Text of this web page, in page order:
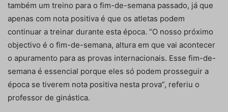
também um treino para o fim-de-semana passado, já que
apenas com nota positiva é que os atletas podem
continuar a treinar durante esta época. “O nosso próximo
objectivo é o fim-de-semana, altura em que vai acontecer
o apuramento para as provas internacionais. Esse fim-de-
semana é essencial porque eles só podem prosseguir a
época se tiverem nota positiva nesta prova”, referiu o
professor de ginástica.